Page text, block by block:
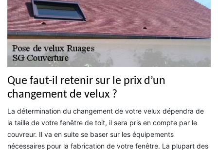
Que faut-il retenir sur le prix d’un
changement de velux ?
La détermination du changement de votre velux dépendra de
la taille de votre fenêtre de toit, il sera pris en compte par le
couvreur. Il va en suite se baser sur les équipements
nécessaires pour la fabrication de votre fenêtre. La plupart des